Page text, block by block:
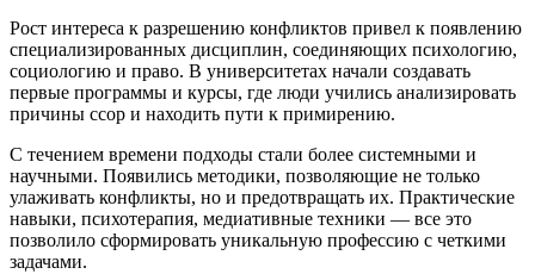
Рост интереса к разрешению конфликтов привел к появлению
специализированных дисциплин, соединяющих психологию,
социологию и право. В университетах начали создавать
первые программы и курсы, где люди учились анализировать
причины ссор и находить пути к примирению.
С течением времени подходы стали более системными и
научными. Появились методики, позволяющие не только
улаживать конфликты, но и предотвращать их. Практические
навыки, психотерапия, медиативные техники — все это
позволило сформировать уникальную профессию с четкими
задачами.